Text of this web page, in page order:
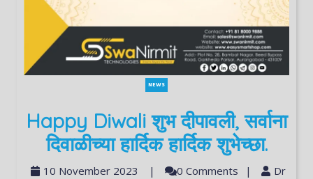
NEWS
Happy Diwali शुभ दीपावली, सर्वाना
दिवाळीच्या हार्दिक हार्दिक शुभेच्छा.
10 November 2023 | 0 Comments |
Dr